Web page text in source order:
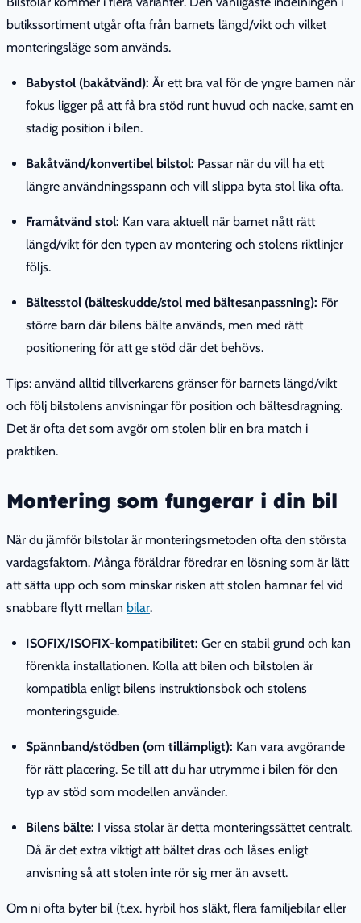
butikssortiment utgår ofta från barnets längd/vikt och vilket
monteringsläge som används.
Babystol (bakåtvänd): Är ett bra val för de yngre barnen när
fokus ligger på att få bra stöd runt huvud och nacke, samt en
stadig position i bilen.
Bakåtvänd/konvertibel bilstol: Passar när du vill ha ett
längre användningsspann och vill slippa byta stol lika ofta.
Framåtvänd stol: Kan vara aktuell när barnet nått rätt
längd/vikt för den typen av montering och stolens riktlinjer
följs.
Bältesstol (bälteskudde/stol med bältesanpassning): För
större barn där bilens bälte används, men med rätt
positionering för att ge stöd där det behövs.
Tips: använd alltid tillverkarens gränser för barnets längd/vikt
och följ bilstolens anvisningar för position och bältesdragning.
Det är ofta det som avgör om stolen blir en bra match i
praktiken.
Montering som fungerar i din bil
När du jämför bilstolar är monteringsmetoden ofta den största
vardagsfaktorn. Många föräldrar föredrar en lösning som är lätt
att sätta upp och som minskar risken att stolen hamnar fel vid
snabbare flytt mellan bilar.
ISOFIX/ISOFIX-kompatibilitet: Ger en stabil grund och kan
förenkla installationen. Kolla att bilen och bilstolen är
kompatibla enligt bilens instruktionsbok och stolens
monteringsguide.
Spännband/stödben (om tillämpligt): Kan vara avgörande
för rätt placering. Se till att du har utrymme i bilen för den
typ av stöd som modellen använder.
Bilens bälte: I vissa stolar är detta monteringssättet centralt.
Då är det extra viktigt att bältet dras och låses enligt
anvisning så att stolen inte rör sig mer än avsett.
Om ni ofta byter bil (t.ex. hyrbil hos släkt, flera familjebilar eller